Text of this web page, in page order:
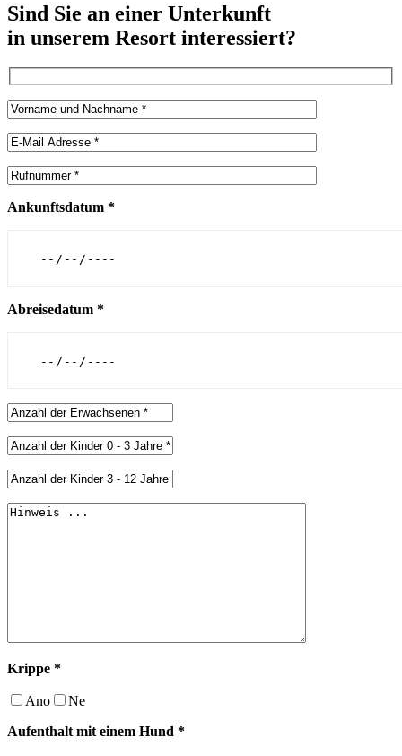
Sind Sie an einer Unterkunft
in unserem Resort interessiert?
Ankunftsdatum *
Abreisedatum *
Krippe *
Ano
Ne
Aufenthalt mit einem Hund *